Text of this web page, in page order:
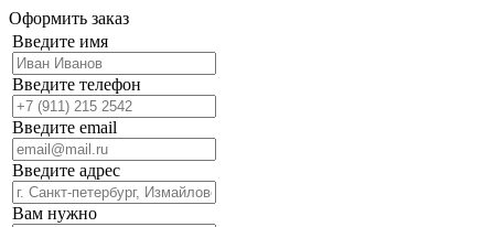
Оформить заказ
Введите имя
Введите телефон
Введите email
Введите адрес
Вам нужно